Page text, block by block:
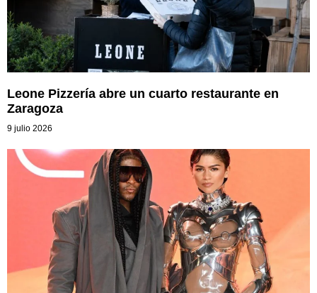
Leone Pizzería abre un cuarto restaurante en
Zaragoza
9 julio 2026